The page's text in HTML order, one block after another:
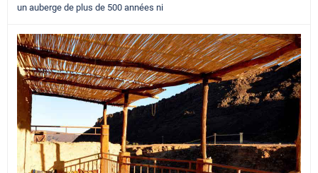
un auberge de plus de 500 années ni